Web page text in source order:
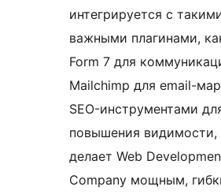
интегрируется с
важными плагинами,
Form 7 для
Mailchimp для email-
SEO-инструментами
повышения видимости,
делает Web
Company мощным,